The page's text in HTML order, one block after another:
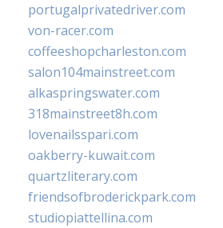
portugalprivatedriver.com
von-racer.com
coffeeshopcharleston.com
salon104mainstreet.com
alkaspringswater.com
318mainstreet8h.com
lovenailsspari.com
oakberry-kuwait.com
quartzliterary.com
friendsofbroderickpark.com
studiopiattellina.com